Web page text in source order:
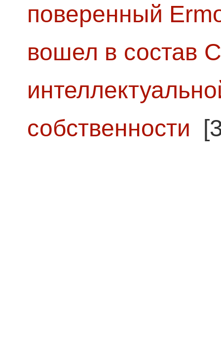
поверенный
вошел в состав
собственности